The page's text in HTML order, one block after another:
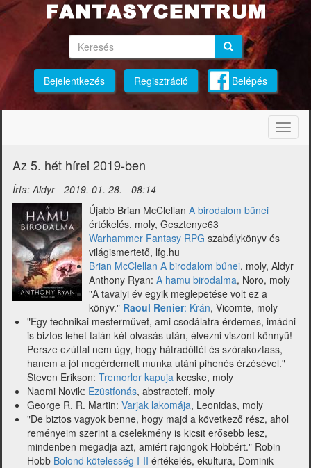
Ugrás
tartalomra
Keresés Keresés
Bejelentkezés Regisztráció Belépés
Az 5. hét hírei 2019-ben
Írta:Aldyr- 2019. 01. 28. - 08:14
Újabb Brian McClellan A birodalom bűnei
értékelés, moly, Gesztenye63
Warhammer Fantasy RPG szabálykönyv és
világismertető, lfg.hu
Brian McClellan A birodalom bűnei, moly, Aldyr
Anthony Ryan: A hamu birodalma, Noro, moly
"A tavalyi év egyik meglepetése volt ez a
könyv." Raoul Renier: Krán, Vicomte, moly
"Egy technikai mesterművet, ami csodálatra érdemes, imádni
is biztos lehet talán két olvasás után, élvezni viszont könnyű!
Persze ezúttal nem úgy, hogy hátradőltél és szórakoztass,
hanem a jól megérdemelt munka utáni pihenés érzésével."
Steven Erikson: Tremorlor kapuja kecske, moly
Naomi Novik: Ezüstfonás, abstractelf, moly
George R. R. Martin: Varjak lakomája, Leonidas, moly
"De biztos vagyok benne, hogy majd a következő rész, ahol
reményeim szerint a cselekmény is kicsit erősebb lesz,
mindenben megadja azt, amiért rajongok Hobbért." Robin
Hobb Bolond kötelesség I-II értékelés, ekultura, Dominik